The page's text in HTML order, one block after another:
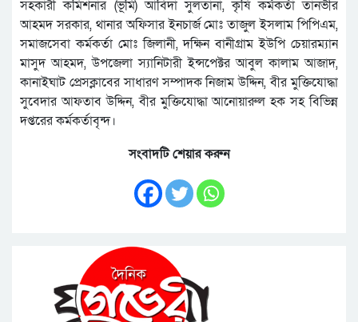
সহকারী কমিশনার (ভূমি) আবিদা সুলতানা, কৃষি কর্মকর্তা তানভীর
আহমদ সরকার, থানার অফিসার ইনচার্জ মোঃ তাজুল ইসলাম পিপিএম,
সমাজসেবা কর্মকর্তা মোঃ জিলানী, দক্ষিন বানীগ্রাম ইউপি চেয়ারম্যান
মাসুদ আহমদ, উপজেলা স্যানিটারী ইন্সপেক্টর আবুল কালাম আজাদ,
কানাইঘাট প্রেসক্লাবের সাধারণ সম্পাদক নিজাম উদ্দিন, বীর মুক্তিযোদ্ধা
সুবেদার আফতাব উদ্দিন, বীর মুক্তিযোদ্ধা আনোয়ারুল হক সহ বিভিন্ন
দপ্তরের কর্মকর্তাবৃন্দ।
সংবাদটি শেয়ার করুন